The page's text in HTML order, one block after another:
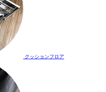
クッションフロア